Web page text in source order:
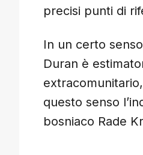
precisi punti di
In un certo
Duran è
questo senso
bosniaco Rade